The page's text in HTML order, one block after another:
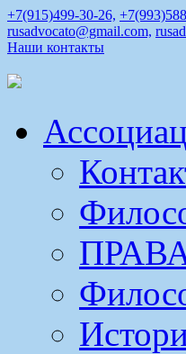
+7(915)499-30-26,
rusadvocato@gmail.com,
Наши контакты